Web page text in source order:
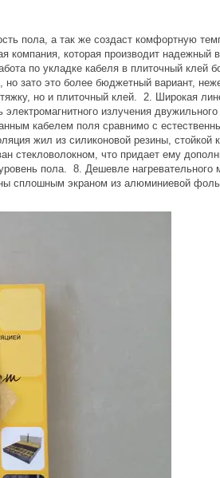
пола, а так же создаст комфортную
которая производит надежный
по укладке кабеля в плиточный клей
зато это более бюджетный вариант,
но и плиточный клей. 2. Широкая
излучения двужильного
кабелем поля сравнимо с
жил из силиконовой резины,
стекловолокном, что придает ему
пола. 8. Дешевле
экраном из алюминиевой